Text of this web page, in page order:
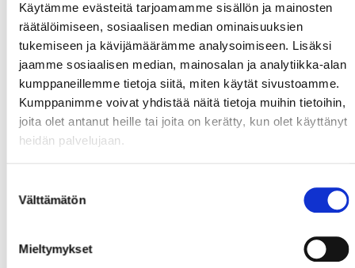
Käytämme evästeitä tarjoamamme sisällön ja mainosten
räätälöimiseen, sosiaalisen median ominaisuuksien
tukemiseen ja kävijämäärämme analysoimiseen. Lisäksi
jaamme sosiaalisen median, mainosalan ja analytiikka-alan
kumppaneillemme tietoja siitä, miten käytät sivustoamme.
Kumppanimme voivat yhdistää näitä tietoja muihin tietoihin,
joita olet antanut heille tai joita on kerätty, kun olet käyttänyt
heidän palvelujaan.
valinta
Välttämätön
Mieltymykset